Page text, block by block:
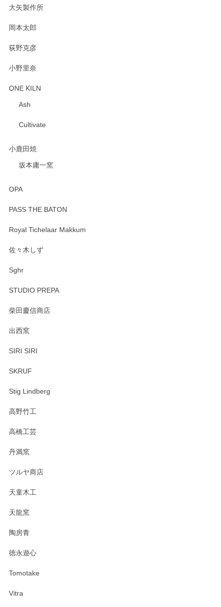
大矢製作所
岡本太郎
荻野克彦
小野里奈
ONE KILN
Ash
Cultivate
小鹿田焼
坂本庸一窯
OPA
PASS THE BATON
Royal Tichelaar Makkum
佐々木しず
Sghr
STUDIO PREPA
柴田慶信商店
出西窯
SIRI SIRI
SKRUF
Stig Lindberg
高野竹工
高橋工芸
丹満窯
ツルヤ商店
天童木工
天龍窯
陶房青
徳永遊心
Tomotake
Vitra